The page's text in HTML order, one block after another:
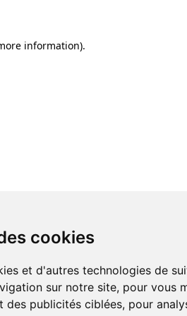
cookies
et d'autres technologies de
sur notre site, pour vous
des publicités ciblées, pour
information).